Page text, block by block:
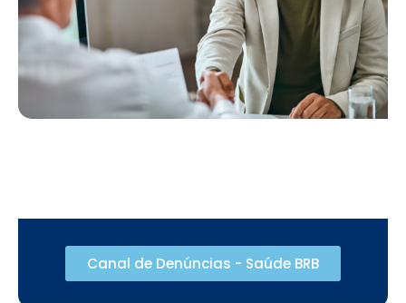
forma a comprometê-los ou influenciar o desempenho
imparcial do exercício profissional.
Dados Pessoais Sensíveis:Todo dado pessoal que
pode gerar qualquer tipo de discriminação, tais como os
dados sobre origem racial ou étnica, convicção
Refere-se aos padrões de conduta moral que
Canal de Denúncias - Saúde BRB